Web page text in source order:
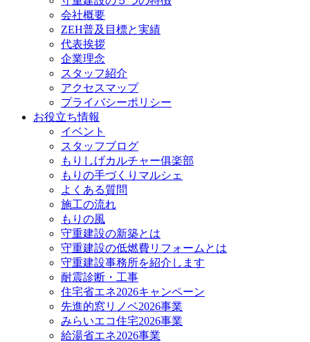
会社概要
ZEH普及目標と実績
代表挨拶
企業理念
スタッフ紹介
アクセスマップ
プライバシーポリシー
お役立ち情報
イベント
スタッフブログ
もりしげカルチャー俱楽部
もりの手づくりマルシェ
よくある質問
施工の流れ
もりの風
守重建設の新築とは
守重建設の低燃費リフォームとは
守重建設事務所を紹介します
耐震診断・工事
住宅省エネ2026キャンペーン
先進的窓リノベ2026事業
みらいエコ住宅2026事業
給湯省エネ2026事業